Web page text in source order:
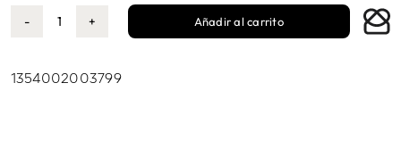
Butaca
topo
Añadir al carrito
1354002003799